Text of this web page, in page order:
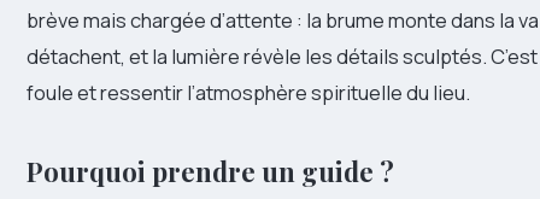
brève mais chargée d’attente : la brume monte dans la
détachent, et la lumière révèle les détails sculptés.
foule et ressentir l’atmosphère spirituelle du lieu.
Pourquoi prendre un guide ?